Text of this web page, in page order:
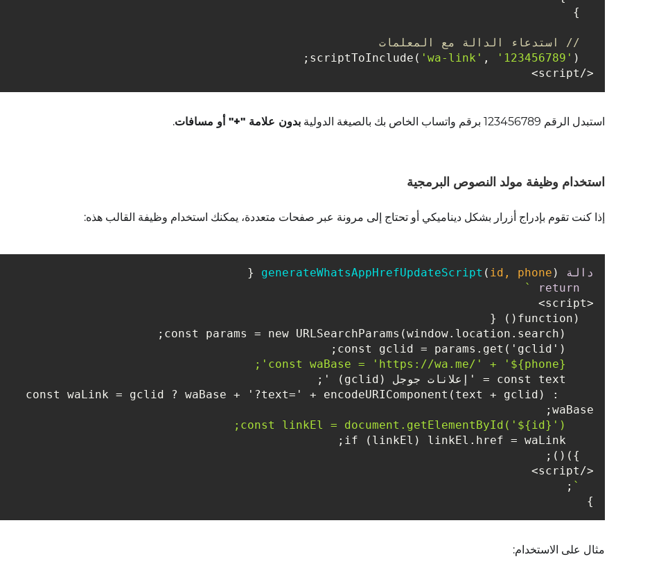
// استدعاء الدالة مع المعلمات
'wa-link' , '123456789' );
</script>
استبدل الرقم 123456789 برقم واتساب الخاص بك بالصيغة الدولية بدون علامة "+" أو مسافات.
استخدام وظيفة مولد النصوص البرمجية
إذا كنت تقوم بإدراج أزرار بشكل ديناميكي أو تحتاج إلى مرونة عبر صفحات متعددة، يمكنك استخدام وظيفة القالب هذه:
دالة generateWhatsAppHrefUpdateScript ( id, phone )
{
return
`
<script>
${phone}
';
    const waLink = gclid ? waBase + '?text=' + encodeURIComponent(text + gclid) :
waBase;
${id} ');
</script>
;
}
مثال على الاستخدام: